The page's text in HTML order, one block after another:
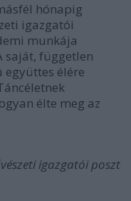
hónapig
igazgatói
munkája
saját, független
élére
élte meg az
igazgatói poszt